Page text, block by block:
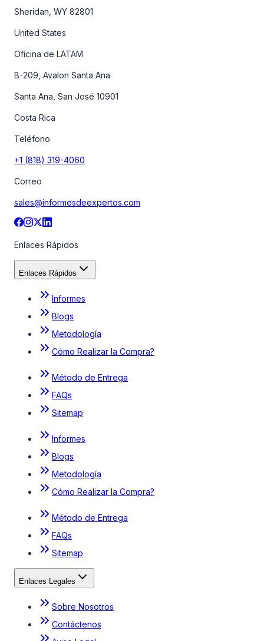
Sheridan, WY 82801
United States
Oficina de LATAM
B-209, Avalon Santa Ana
Santa Ana, San José 10901
Costa Rica
Teléfono
+1 (818) 319-4060
Correo
sales@informesdeexpertos.com
Enlaces Rápidos
Enlaces Rápidos
Informes
Blogs
Metodología
Cómo Realizar la Compra?
Método de Entrega
FAQs
Sitemap
Informes
Blogs
Metodología
Cómo Realizar la Compra?
Método de Entrega
FAQs
Sitemap
Enlaces Legales
Sobre Nosotros
Contáctenos